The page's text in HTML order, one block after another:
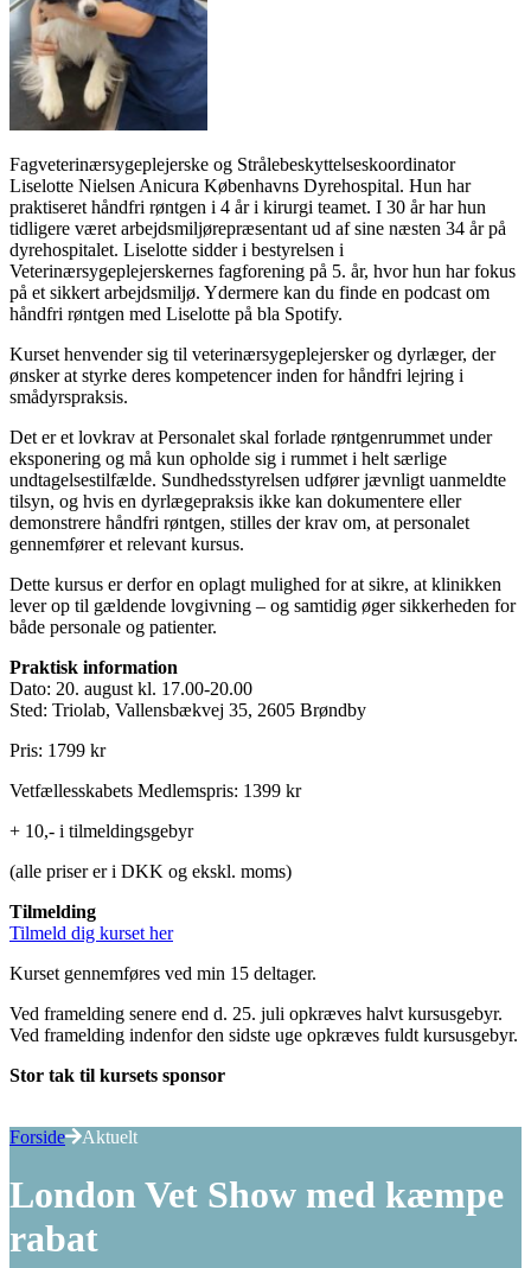
Fagveterinærsygeplejerske og Strålebeskyttelseskoordinator
Liselotte Nielsen Anicura Københavns Dyrehospital. Hun har
praktiseret håndfri røntgen i 4 år i kirurgi teamet. I 30 år har hun
tidligere været arbejdsmiljørepræsentant ud af sine næsten 34 år på
dyrehospitalet. Liselotte sidder i bestyrelsen i
Veterinærsygeplejerskernes fagforening på 5. år, hvor hun har fokus
på et sikkert arbejdsmiljø. Ydermere kan du finde en podcast om
håndfri røntgen med Liselotte på bla Spotify.
Kurset henvender sig til veterinærsygeplejersker og dyrlæger, der
ønsker at styrke deres kompetencer inden for håndfri lejring i
smådyrspraksis.
Det er et lovkrav at Personalet skal forlade røntgenrummet under
eksponering og må kun opholde sig i rummet i helt særlige
undtagelsestilfælde. Sundhedsstyrelsen udfører jævnligt uanmeldte
tilsyn, og hvis en dyrlægepraksis ikke kan dokumentere eller
demonstrere håndfri røntgen, stilles der krav om, at personalet
gennemfører et relevant kursus.
Dette kursus er derfor en oplagt mulighed for at sikre, at klinikken
lever op til gældende lovgivning – og samtidig øger sikkerheden for
både personale og patienter.
Praktisk information
Dato: 20. august kl. 17.00-20.00
Sted: Triolab, Vallensbækvej 35, 2605 Brøndby
Pris: 1799 kr
Vetfællesskabets Medlemspris: 1399 kr
+ 10,- i tilmeldingsgebyr
(alle priser er i DKK og ekskl. moms)
Tilmelding
Tilmeld dig kurset her
Kurset gennemføres ved min 15 deltager.
Ved framelding senere end d. 25. juli opkræves halvt kursusgebyr.
Ved framelding indenfor den sidste uge opkræves fuldt kursusgebyr.
Stor tak til kursets sponsor
Forside Aktuelt
London Vet Show med kæmpe
rabat